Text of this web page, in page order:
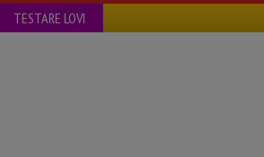
TESTARE LOVI